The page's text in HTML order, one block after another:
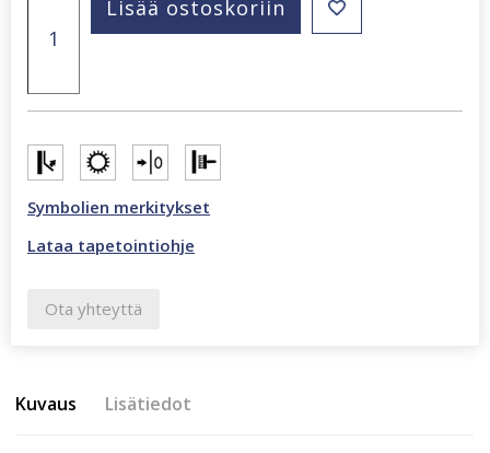
beige
määrä
Lisää ostoskoriin
Symbolien merkitykset
Lataa tapetointiohje
Ota yhteyttä
Kuvaus Lisätiedot